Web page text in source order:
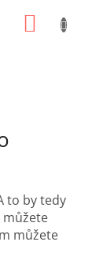
to by tedy
můžete
můžete